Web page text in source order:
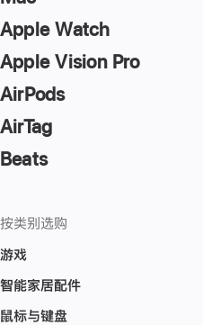
Apple Watch
Apple Vision Pro
AirPods
AirTag
Beats
按类别选购
游戏
智能家居配件
鼠标与键盘